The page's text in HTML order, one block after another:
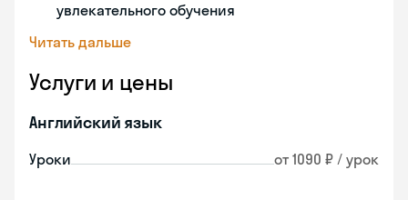
увлекательного обучения
Читать дальше
Услуги и цены
Английский язык
Уроки от 1090 ₽ / урок